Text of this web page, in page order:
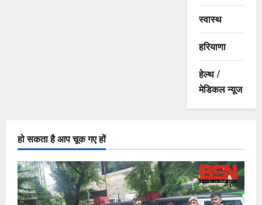
स्वास्थ
हरियाणा
हेल्थ /
मेडिकल न्यूज
हो सकता है आप चूक गए हों